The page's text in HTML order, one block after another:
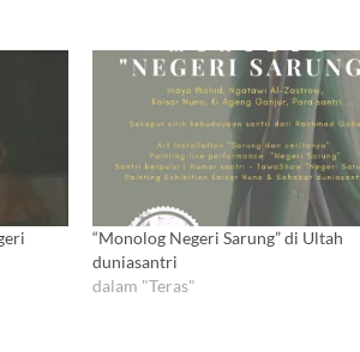
“Monolog Negeri Sarung” di Ultah
duniasantri
dalam "Teras"